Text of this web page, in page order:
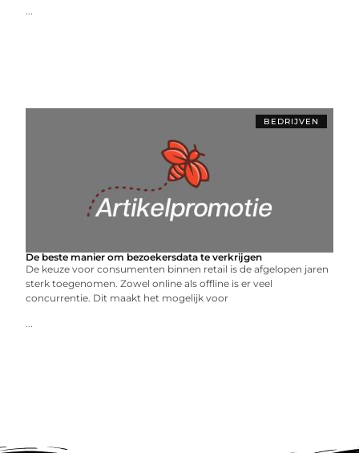
...
BEDRIJVEN
De beste manier om bezoekersdata te verkrijgen
De keuze voor consumenten binnen retail is de afgelopen jaren
sterk toegenomen. Zowel online als offline is er veel
concurrentie. Dit maakt het mogelijk voor
...